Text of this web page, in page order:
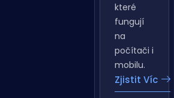
jednoduché,
přehledné
aplikace,
které
fungují
na
počítači i